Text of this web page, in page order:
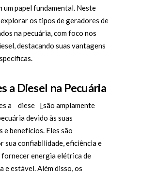
um papel fundamental. Neste
os tipos de geradores de
na pecuária, com foco nos
destacando suas vantagens
a Diesel na Pecuária
a diese lsão amplamente
devido às suas
e benefícios. Eles são
sua confiabilidade, eficiência e
fornecer energia elétrica de
e estável. Além disso, os